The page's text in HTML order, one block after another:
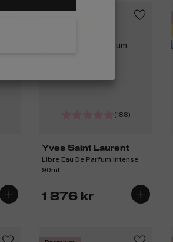
(188)
Yves Saint Laurent
Libre Eau De Parfum Intense
90ml
1 876 kr